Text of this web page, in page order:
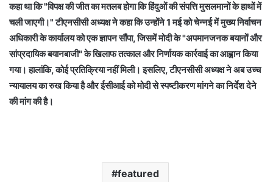
कहा था कि "विपक्ष की जीत का मतलब होगा कि हिंदुओं की संपत्ति मुसलमानों के हाथों में
चली जाएगी।" टीएनसीसी अध्यक्ष ने कहा कि उन्होंने 1 मई को चेन्नई में मुख्य निर्वाचन
अधिकारी के कार्यालय को एक ज्ञापन सौंपा, जिसमें मोदी के "अपमानजनक बयानों और
सांप्रदायिक बयानबाजी" के खिलाफ तत्काल और निर्णायक कार्रवाई का आह्वान किया
गया। हालांकि, कोई प्रतिक्रिया नहीं मिली। इसलिए, टीएनसीसी अध्यक्ष ने अब उच्च
न्यायालय का रुख किया है और ईसीआई को मोदी से स्पष्टीकरण मांगने का निर्देश देने
की मांग की है।
featured